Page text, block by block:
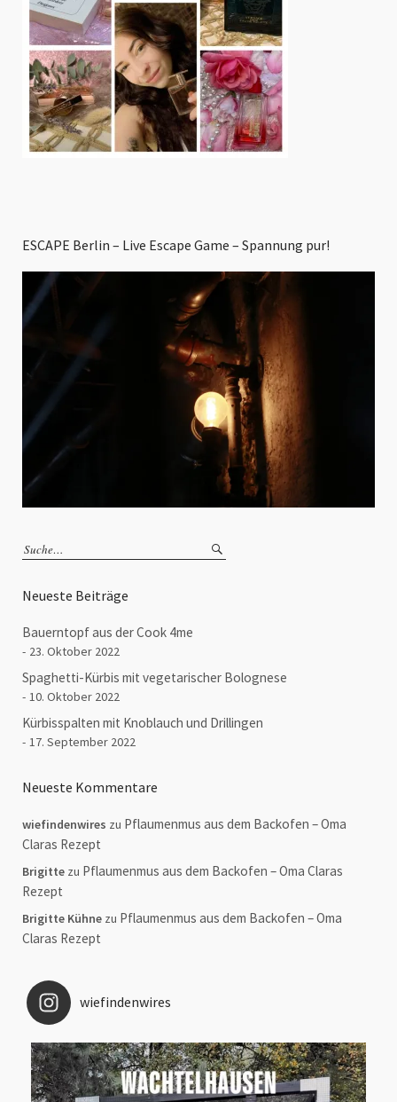
ESCAPE Berlin – Live Escape Game – Spannung pur!
Neueste Beiträge
Bauerntopf aus der Cook 4me
23. Oktober 2022
Spaghetti-Kürbis mit vegetarischer Bolognese
10. Oktober 2022
Kürbisspalten mit Knoblauch und Drillingen
17. September 2022
Neueste Kommentare
wiefindenwires zu Pflaumenmus aus dem Backofen – Oma
Claras Rezept
Brigitte zu Pflaumenmus aus dem Backofen – Oma Claras
Rezept
Brigitte Kühne zu Pflaumenmus aus dem Backofen – Oma
Claras Rezept
wiefindenwires